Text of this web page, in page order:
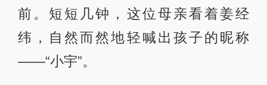
前。短短几钟，这位母亲看着姜经
纬，自然而然地轻喊出孩子的昵称
——“小宇”。